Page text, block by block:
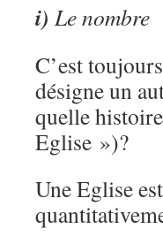
i) Le nombre
C’est
désigne un
quelle
Eglise »)?
Une Eglise